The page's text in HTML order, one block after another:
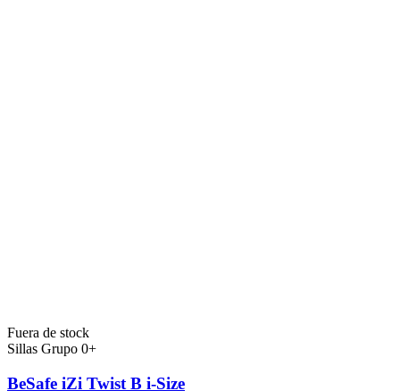
Fuera de stock
Sillas Grupo 0+
BeSafe iZi Twist B i-Size